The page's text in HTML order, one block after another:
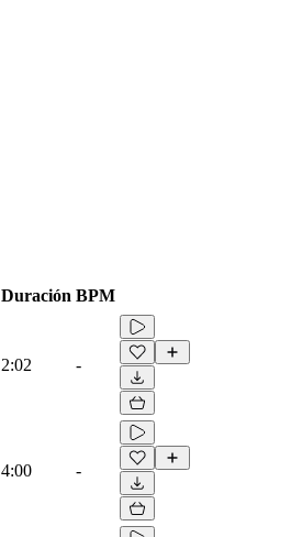
Duración BPM
2:02 -
4:00 -